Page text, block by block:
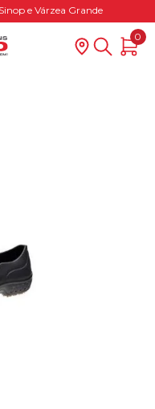
e Várzea Grande
0